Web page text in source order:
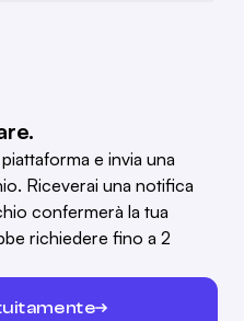
e invia una
Riceverai una notifica
confermerà la tua
richiedere fino a 2